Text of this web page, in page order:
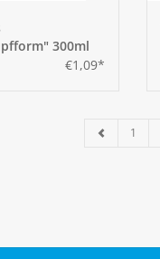
300ml
€1,09*
1